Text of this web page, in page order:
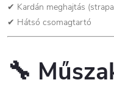
✔ Kardán meghajtás
✔ Hátsó csomagtartó
🔧